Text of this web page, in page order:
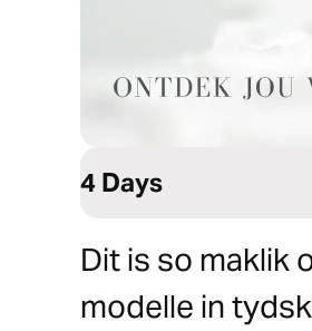
4 Days
Dit is so maklik
modelle in